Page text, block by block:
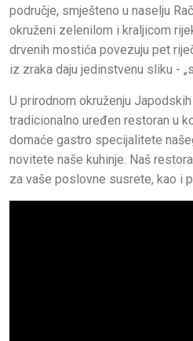
područje, smješteno u naselju
okruženi zelenilom i kraljicom
drvenih mostića povezuju pet
iz zraka daju jedinstvenu sliku -
U prirodnom okruženju
tradicionalno uređen restoran u
domaće gastro specijalitete
novitete naše kuhinje. Naš
za vaše poslovne susrete, kao i